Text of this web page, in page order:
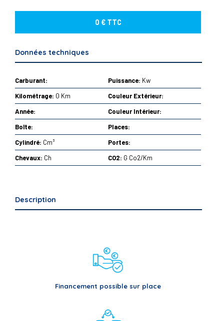
0 € TTC
Données techniques
Carburant: Puissance: Kw
Kilométrage: 0 Km
Couleur Extérieur:
Année:
Couleur Intérieur:
Boîte:
Places:
Cylindré: Cm³
Portes:
Chevaux: Ch CO2: G Co2/Km
Description
Financement possible sur place